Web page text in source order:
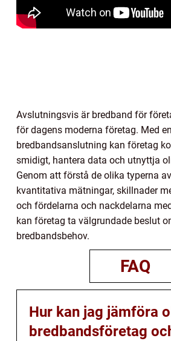
Avslutningsvis är bredband för
för dagens moderna företag. Med en
bredbandsanslutning kan företag
smidigt, hantera data och utnyttja
Genom att förstå de olika typerna
kvantitativa mätningar, skillnader
och fördelarna och nackdelarna
kan företag ta välgrundade beslut
bredbandsbehov.
FAQ
Hur kan jag jämföra
bredbandsföretag